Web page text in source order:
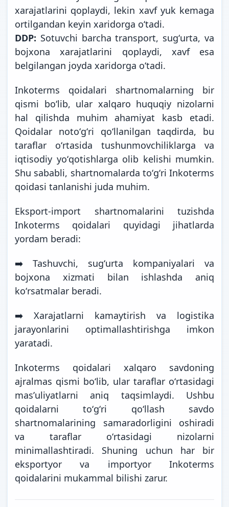
xarajatlarini qoplaydi, lekin xavf yuk kemaga
ortilgandan keyin xaridorga oʻtadi.
DDP: Sotuvchi barcha transport, sugʻurta, va
bojxona xarajatlarini qoplaydi, xavf esa
belgilangan joyda xaridorga oʻtadi.
Inkoterms qoidalari shartnomalarning bir
qismi boʻlib, ular xalqaro huquqiy nizolarni
hal qilishda muhim ahamiyat kasb etadi.
Qoidalar notoʻgʻri qoʻllanilgan taqdirda, bu
taraflar oʻrtasida tushunmovchiliklarga va
iqtisodiy yoʻqotishlarga olib kelishi mumkin.
Shu sababli, shartnomalarda toʻgʻri Inkoterms
qoidasi tanlanishi juda muhim.
Eksport-import shartnomalarini tuzishda
Inkoterms qoidalari quyidagi jihatlarda
yordam beradi:
➡️ Tashuvchi, sugʻurta kompaniyalari va
bojxona xizmati bilan ishlashda aniq
koʻrsatmalar beradi.
➡️ Xarajatlarni kamaytirish va logistika
jarayonlarini optimallashtirishga imkon
yaratadi.
Inkoterms qoidalari xalqaro savdoning
ajralmas qismi boʻlib, ular taraflar oʻrtasidagi
masʼuliyatlarni aniq taqsimlaydi. Ushbu
qoidalarni toʻgʻri qoʻllash savdo
shartnomalarining samaradorligini oshiradi
va taraflar oʻrtasidagi nizolarni
minimallashtiradi. Shuning uchun har bir
eksportyor va importyor Inkoterms
qoidalarini mukammal bilishi zarur.